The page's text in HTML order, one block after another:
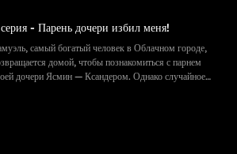
- Парень дочери избил меня!
самый богатый человек в Облачном городе,
домой, чтобы познакомиться с парнем
дочери Ясмин — Ксандером. Однако случайное
с объятиями приводит к недоразумению: Ксандер
с будущим тестем, они в ужасе узнают — тот
«незнакомец» и есть Самуэль!